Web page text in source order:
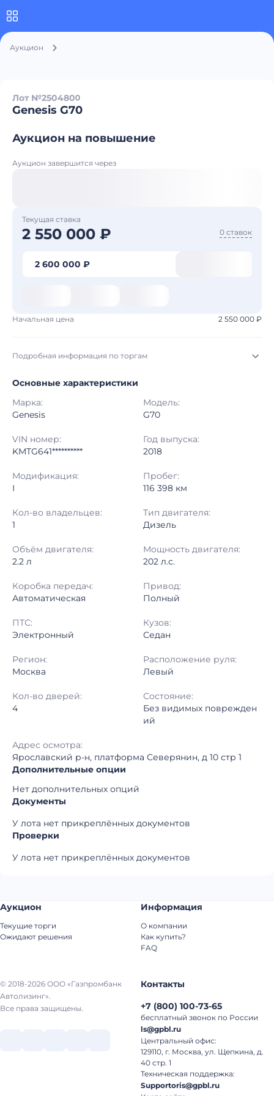
Аукцион
Лот №2504800
Genesis G70
Аукцион на повышение
Аукцион завершится через
Текущая ставка
2 550 000 ₽ 0 ставок
2 600 000 ₽
Начальная цена 2 550 000 ₽
Подробная информация по торгам
Начало торгов: 06.08.2026, 09:16 МСК
Конец торгов: 13.08.2026, 09:16 МСК
Тип аукциона: Открытые торги
Шаг торгов: 50 000 ₽
Кол-во ставок:
Основные характеристики
Марка:
Genesis
Модель:
G70
VIN номер:
KMTG641**********
Год выпуска:
2018
Модификация:
I
Пробег:
116 398 км
Кол-во владельцев:
1
Тип двигателя:
Дизель
Объём двигателя:
2.2 л
Мощность двигателя:
202 л.с.
Коробка передач:
Автоматическая
Привод:
Полный
ПТС:
Электронный
Кузов:
Седан
Регион:
Москва
Расположение руля:
Левый
Кол-во дверей:
4
Состояние:
Без видимых поврежден
ий
Адрес осмотра:
Ярославский р-н, платформа Северянин, д 10 стр 1
Дополнительные опции
Нет дополнительных опций
Документы
У лота нет прикреплённых документов
Проверки
У лота нет прикреплённых документов
© 2018-2026 ООО «Газпромбанк
Автолизинг».
Все права защищены.
Аукцион
Текущие торги
Ожидают решения
Информация
О компании
Как купить?
FAQ
Контакты
+7 (800) 100-73-65
бесплатный звонок по России
ls@gpbl.ru
Центральный офис:
129110, г. Москва, ул. Щепкина, д.
40 стр. 1
Техническая поддержка:
Supportoris@gpbl.ru